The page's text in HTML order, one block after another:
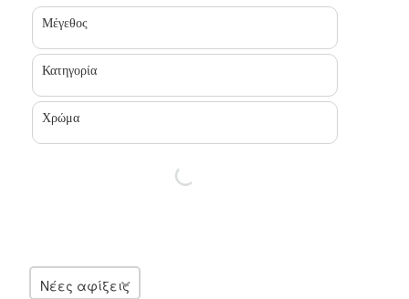
Νέες αφίξεις
Μέγεθος
Κατηγορία
Χρώμα